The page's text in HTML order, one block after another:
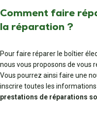
Comment faire
la réparation ?
Pour faire réparer le boîtier
nous vous proposons de vous
Vous pourrez ainsi faire une
inscrire toutes les informations
prestations de réparations